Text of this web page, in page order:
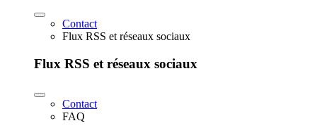
Contact
Flux RSS et réseaux sociaux
Flux RSS et réseaux sociaux
Contact
FAQ